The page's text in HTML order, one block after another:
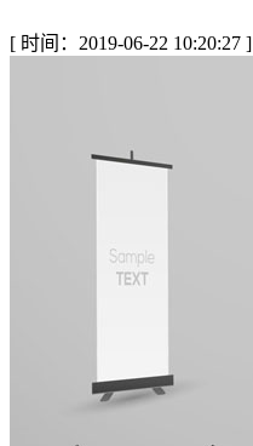
[ 时间：2019-06-22 10:20:27 ]